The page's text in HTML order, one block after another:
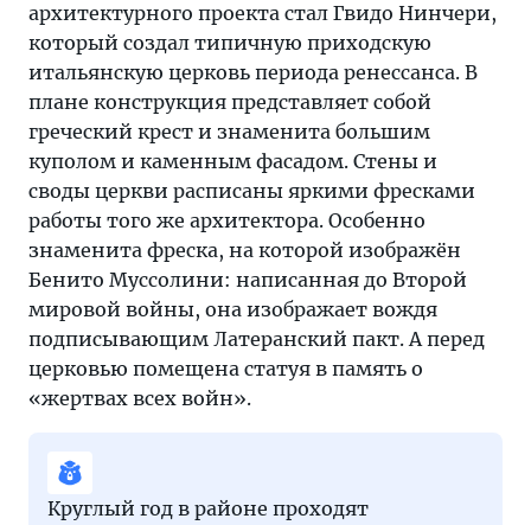
архитектурного проекта стал Гвидо Нинчери,
который создал типичную приходскую
итальянскую церковь периода ренессанса. В
плане конструкция представляет собой
греческий крест и знаменита большим
куполом и каменным фасадом. Стены и
своды церкви расписаны яркими фресками
работы того же архитектора. Особенно
знаменита фреска, на которой изображён
Бенито Муссолини: написанная до Второй
мировой войны, она изображает вождя
подписывающим Латеранский пакт. А перед
церковью помещена статуя в память о
«жертвах всех войн».
Круглый год в районе проходят